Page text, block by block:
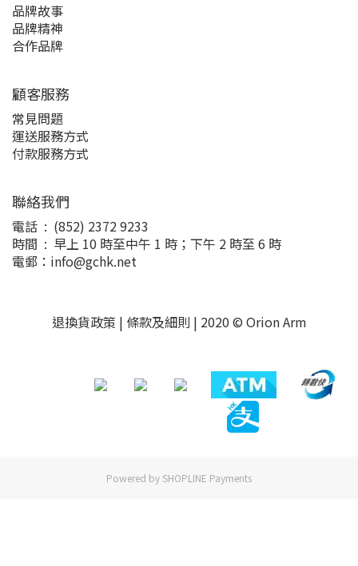
品牌故事
品牌精神
合作品牌
顧客服務
常見問題
運送服務方式
付款服務方式
聯絡我們
電話 : (852) 2372 9233
時間 : 早上 10 時至中午 1 時；下午 2 時至 6 時
電郵：info@gchk.net
退換貨政策 | 條款及細則 | 2020 © Orion Arm
Powered by SHOPLINE Payments